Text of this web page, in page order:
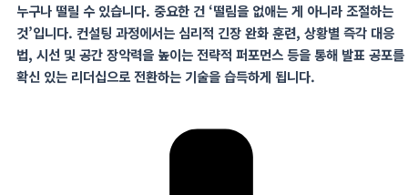
누구나 떨릴 수 있습니다. 중요한 건 ‘떨림을 없애는 게 아니라 조절하는
것’입니다. 컨설팅 과정에서는 심리적 긴장 완화 훈련, 상황별 즉각 대응
법, 시선 및 공간 장악력을 높이는 전략적 퍼포먼스 등을 통해 발표 공포를
확신 있는 리더십으로 전환하는 기술을 습득하게 됩니다.